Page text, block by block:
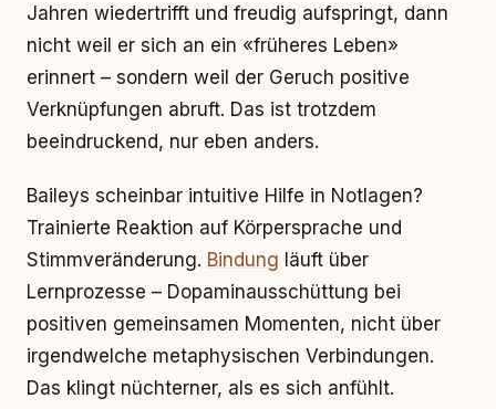
Jahren wiedertrifft und freudig aufspringt, dann
nicht weil er sich an ein «früheres Leben»
erinnert – sondern weil der Geruch positive
Verknüpfungen abruft. Das ist trotzdem
beeindruckend, nur eben anders.
Baileys scheinbar intuitive Hilfe in Notlagen?
Trainierte Reaktion auf Körpersprache und
Stimmveränderung. Bindung läuft über
Lernprozesse – Dopaminausschüttung bei
positiven gemeinsamen Momenten, nicht über
irgendwelche metaphysischen Verbindungen.
Das klingt nüchterner, als es sich anfühlt.